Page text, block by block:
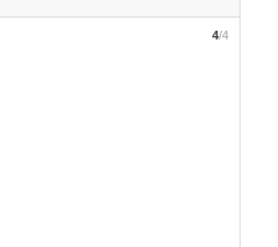
4/4